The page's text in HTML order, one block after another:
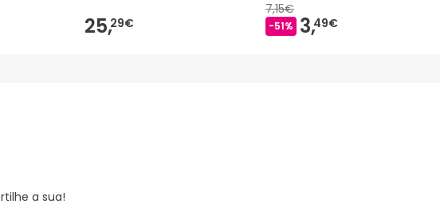
25,29€
7,15€
-51% 3,49€
a sua!